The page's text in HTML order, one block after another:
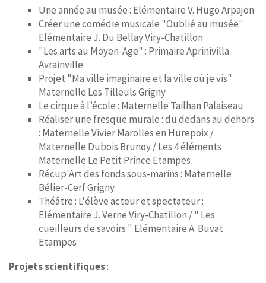
Une année au musée : Elémentaire V. Hugo Arpajon
Créer une comédie musicale "Oublié au musée"
Elémentaire J. Du Bellay Viry-Chatillon
"Les arts au Moyen-Age" : Primaire Aprinivilla
Avrainville
Projet "Ma ville imaginaire et la ville où je vis"
Maternelle Les Tilleuls Grigny
Le cirque à l’école : Maternelle Tailhan Palaiseau
Réaliser une fresque murale : du dedans au dehors
: Maternelle Vivier Marolles en Hurepoix /
Maternelle Dubois Brunoy / Les 4 éléments
Maternelle Le Petit Prince Etampes
Récup'Art des fonds sous-marins : Maternelle
Bélier-Cerf Grigny
Théâtre : L'élève acteur et spectateur :
Elémentaire J. Verne Viry-Chatillon / " Les
cueilleurs de savoirs " Elémentaire A. Buvat
Etampes
Projets scientifiques: